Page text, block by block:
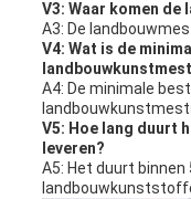
V3: Waar komen
A3: De
V4: Wat is de
A4: De minimale
V5: Hoe lang duurt
leveren?
A5: Het duurt binnen